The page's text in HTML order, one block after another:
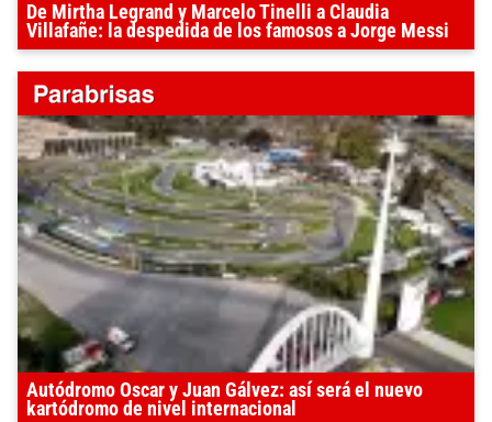
De Mirtha Legrand y Marcelo Tinelli a Claudia
Villafañe: la despedida de los famosos a Jorge Messi
Autódromo Oscar y Juan Gálvez: así será el nuevo
kartódromo de nivel internacional